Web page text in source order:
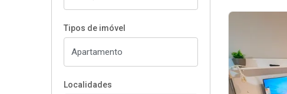
Tipos de imóvel
Localidades